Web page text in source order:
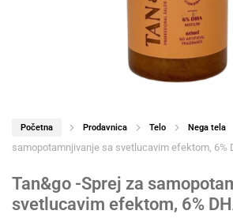
Početna Prodavnica Telo Nega tela
samopotamnjivanje sa svetlucavim efektom, 6%
Tan&go -Sprej za
svetlucavim efektom, 6%